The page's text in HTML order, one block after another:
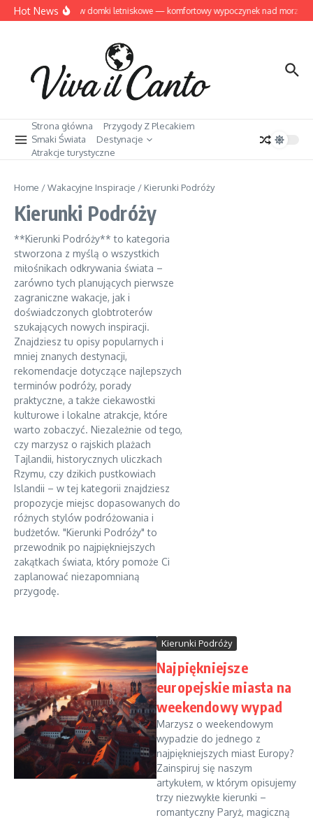
Przejdź do treści
Hot NewsDziwnów domki letniskowe — komfortowy wypoczynek nad morzem
Strona główna
Przygody Z Plecakiem
Smaki Świata
Destynacje
Atrakcje turystyczne
Home /Wakacyjne Inspiracje / Kierunki Podróży
Kierunki Podróży
**Kierunki Podróży** to kategoria
stworzona z myślą o wszystkich
miłośnikach odkrywania świata –
zarówno tych planujących pierwsze
zagraniczne wakacje, jak i
doświadczonych globtroterów
szukających nowych inspiracji.
Znajdziesz tu opisy popularnych i
mniej znanych destynacji,
rekomendacje dotyczące najlepszych
terminów podróży, porady
praktyczne, a także ciekawostki
kulturowe i lokalne atrakcje, które
warto zobaczyć. Niezależnie od tego,
czy marzysz o rajskich plażach
Tajlandii, historycznych uliczkach
Rzymu, czy dzikich pustkowiach
Islandii – w tej kategorii znajdziesz
propozycje miejsc dopasowanych do
różnych stylów podróżowania i
budżetów. "Kierunki Podróży" to
przewodnik po najpiękniejszych
zakątkach świata, który pomoże Ci
zaplanować niezapomnianą
przygodę.
Kierunki Podróży
Najpiękniejsze
europejskie miasta na
weekendowy wypad
Marzysz o weekendowym
wypadzie do jednego z
najpiękniejszych miast Europy?
Zainspiruj się naszym
artykułem, w którym opisujemy
trzy niezwykłe kierunki –
romantyczny Paryż, magiczną